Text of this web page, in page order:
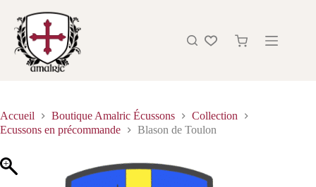
Accueil Boutique Amalric Écussons
Collection
Ecussons en précommande
Blason de Toulon